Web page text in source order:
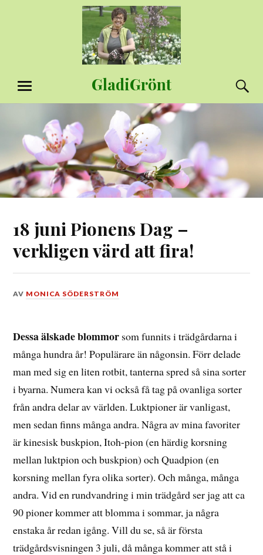
GladiGrönt
MENY
18 juni Pionens Dag –
verkligen värd att fira!
DEN
2022
AV MONICA SÖDERSTRÖM
Dessa älskade blommor som funnits i trädgårdarna i
många hundra år! Populärare än någonsin. Förr delade
man med sig en liten rotbit, tanterna spred så sina sorter
i byarna. Numera kan vi också få tag på ovanliga sorter
från andra delar av världen. Luktpioner är vanligast,
men sedan finns många andra. Några av mina favoriter
är kinesisk buskpion, Itoh-pion (en härdig korsning
mellan luktpion och buskpion) och Quadpion (en
korsning mellan fyra olika sorter). Och många, många
andra. Vid en rundvandring i min trädgård ser jag att ca
90 pioner kommer att blomma i sommar, ja några
enstaka år redan igång. Vill du se, så är första
trädgårdsvisningen 3 juli, då många kommer att stå i